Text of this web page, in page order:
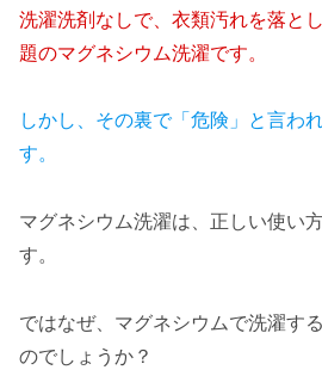
洗濯洗剤なしで、衣類汚れを落と
題のマグネシウム洗濯です。
しかし、その裏で「危険」と言わ
す。
マグネシウム洗濯は、正しい使い
す。
ではなぜ、マグネシウムで洗濯す
のでしょうか？